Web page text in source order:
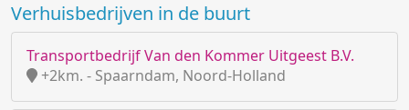
Verhuisbedrijven in de buurt
Transportbedrijf Van den Kommer Uitgeest B.V.
+2km. - Spaarndam, Noord-Holland